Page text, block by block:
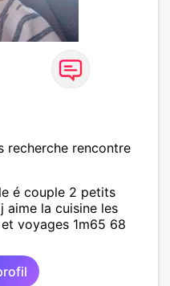
recherche rencontre
é couple 2 petits
aime la cuisine les
voyages 1m65 68